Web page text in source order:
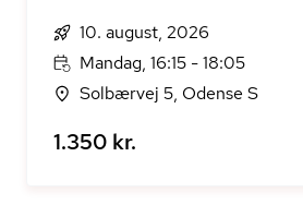
10. august, 2026
Mandag, 16:15 - 18:05
Solbærvej 5, Odense S
1.350 kr.